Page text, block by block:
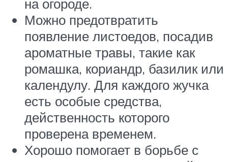
на огороде.
Можно предотвратить
появление листоедов, посадив
ароматные травы, такие как
ромашка, кориандр, базилик или
календулу. Для каждого жучка
есть особые средства,
действенность которого
проверена временем.
Хорошо помогает в борьбе с